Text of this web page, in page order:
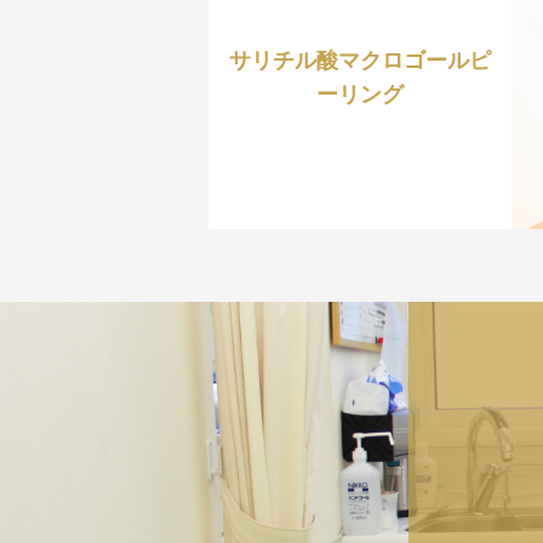
サリチル酸マクロゴールピ
ーリング